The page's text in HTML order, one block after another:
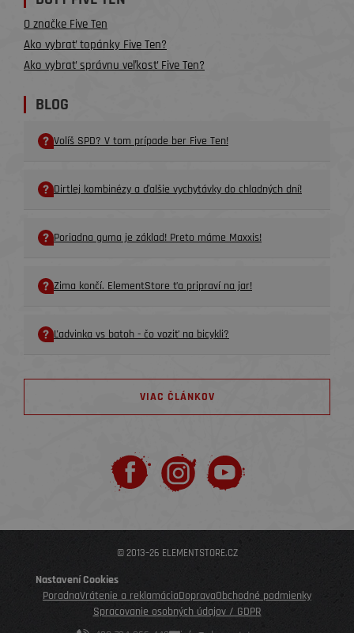
O značke Five Ten
Ako vybrať topánky Five Ten?
Ako vybrať správnu veľkosť Five Ten?
BLOG
Volíš SPD? V tom prípade ber Five Ten!
Dirtlej kombinézy a ďalšie vychytávky do chladných dní!
Poriadna guma je základ! Preto máme Maxxis!
Zima končí. ElementStore ťa pripraví na jar!
Ľadvinka vs batoh - čo voziť na bicykli?
VIAC ČLÁNKOV
© 2013–26 ELEMENTSTORE.CZ
Nastavení Cookies
PoradnaVrátenie a reklamáciaDopravaObchodné podmienky
Spracovanie osobných údajov / GDPR